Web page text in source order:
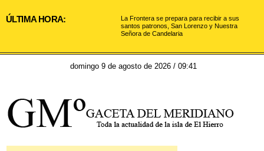
ÚLTIMA HORA:
La Frontera se prepara para recibir a sus
santos patronos, San Lorenzo y Nuestra
Señora de Candelaria
domingo 9 de agosto de 2026 / 09:41